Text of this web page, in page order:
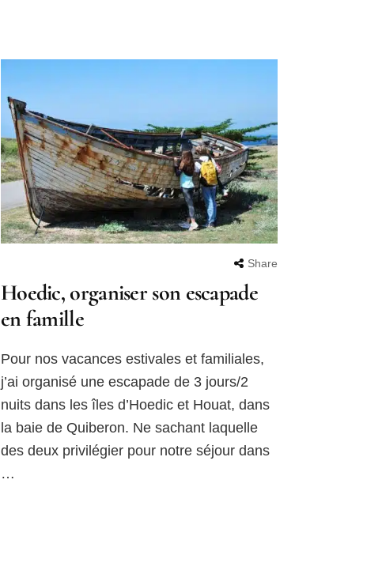
Share
Hoedic, organiser son escapade
en famille
Pour nos vacances estivales et familiales,
j’ai organisé une escapade de 3 jours/2
nuits dans les îles d’Hoedic et Houat, dans
la baie de Quiberon. Ne sachant laquelle
des deux privilégier pour notre séjour dans
…